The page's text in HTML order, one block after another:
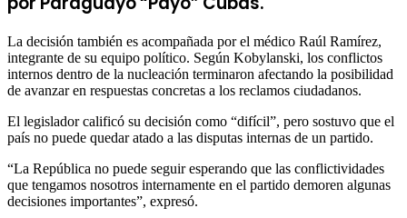
La decisión también es acompañada por el médico Raúl Ramírez,
integrante de su equipo político. Según Kobylanski, los conflictos
internos dentro de la nucleación terminaron afectando la posibilidad
de avanzar en respuestas concretas a los reclamos ciudadanos.
El legislador calificó su decisión como “difícil”, pero sostuvo que el
país no puede quedar atado a las disputas internas de un partido.
“La República no puede seguir esperando que las conflictividades
que tengamos nosotros internamente en el partido demoren algunas
decisiones importantes”, expresó.